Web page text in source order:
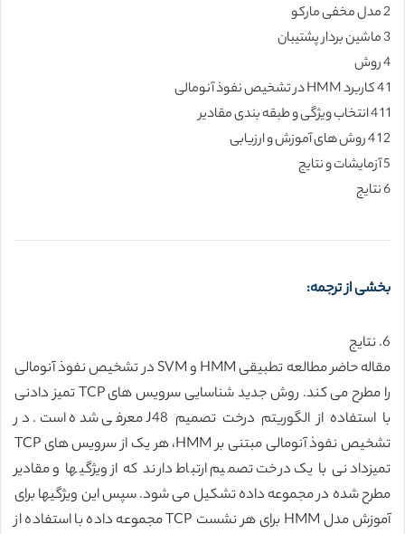
2 مدل مخفی مارکو
3 ماشین بردار پشتیبان
4 روش
1 4 کاربرد HMM در تشخیص نفوذ آنومالی
1 1 4 انتخاب ویژگی و طبقه بندی مقادیر
2 1 4 روش های آموزش و ارزیابی
5 آزمایشات و نتایج
6 نتایج
بخشی از ترجمه:
6. نتایج
مقاله حاضر مطالعه تطبیقی HMM و SVM در تشخیص نفوذ آنومالی
را مطرح می کند. روش جدید شناسایی سرویس های TCP تمیز دادنی
با استفاده از الگوریتم درخت تصمیم J48 معرفی شده است. در
تشخیص نفوذ آنومالی مبتنی بر HMM، هر یک از سرویس های TCP
تمیزدادنی با یک درخت تصمیم ارتباط دارند که از ویژگیها و مقادیر
مطرح شده در مجموعه داده تشکیل می شود. سپس این ویژگیها برای
آموزش مدل HMM برای هر نشست TCP مجموعه داده با استفاده از